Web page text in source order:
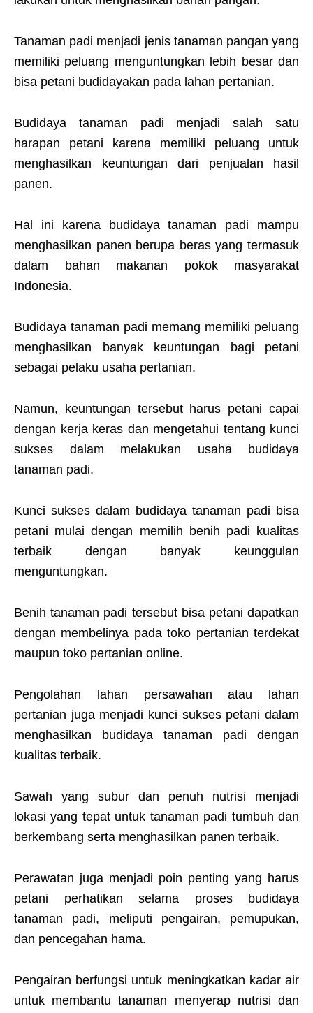
Tanaman padi menjadi jenis tanaman pangan yang
memiliki peluang menguntungkan lebih besar dan
bisa petani budidayakan pada lahan pertanian.
Budidaya tanaman padi menjadi salah satu
harapan petani karena memiliki peluang untuk
menghasilkan keuntungan dari penjualan hasil
panen.
Hal ini karena budidaya tanaman padi mampu
menghasilkan panen berupa beras yang termasuk
dalam bahan makanan pokok masyarakat
Indonesia.
Budidaya tanaman padi memang memiliki peluang
menghasilkan banyak keuntungan bagi petani
sebagai pelaku usaha pertanian.
Namun, keuntungan tersebut harus petani capai
dengan kerja keras dan mengetahui tentang kunci
sukses dalam melakukan usaha budidaya
tanaman padi.
Kunci sukses dalam budidaya tanaman padi bisa
petani mulai dengan memilih benih padi kualitas
terbaik dengan banyak keunggulan
menguntungkan.
Benih tanaman padi tersebut bisa petani dapatkan
dengan membelinya pada toko pertanian terdekat
maupun toko pertanian online.
Pengolahan lahan persawahan atau lahan
pertanian juga menjadi kunci sukses petani dalam
menghasilkan budidaya tanaman padi dengan
kualitas terbaik.
Sawah yang subur dan penuh nutrisi menjadi
lokasi yang tepat untuk tanaman padi tumbuh dan
berkembang serta menghasilkan panen terbaik.
Perawatan juga menjadi poin penting yang harus
petani perhatikan selama proses budidaya
tanaman padi, meliputi pengairan, pemupukan,
dan pencegahan hama.
Pengairan berfungsi untuk meningkatkan kadar air
untuk membantu tanaman menyerap nutrisi dan